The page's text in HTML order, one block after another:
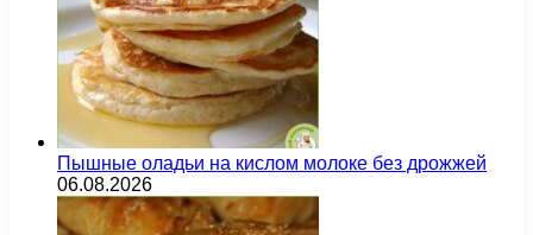
Пышные оладьи на кислом молоке без дрожжей
06.08.2026